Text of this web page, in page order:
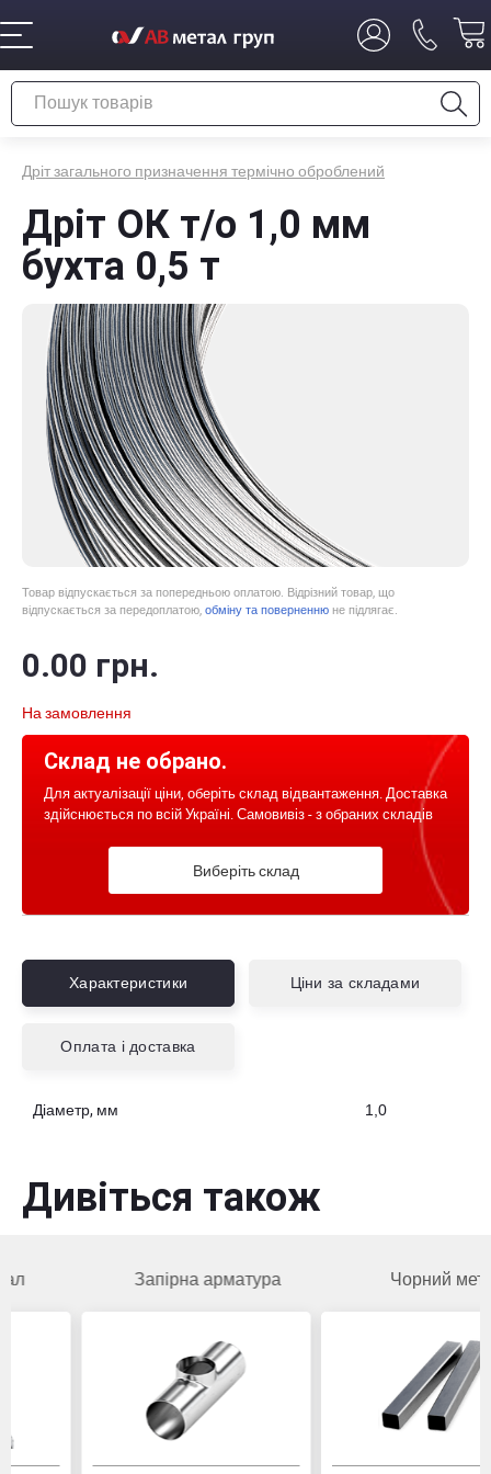
Дріт загального призначення термічно оброблений
Дріт ОК т/о 1,0 мм
бухта 0,5 т
Товар відпускається за попередньою оплатою. Відрізний товар, що
відпускається за передоплатою, обміну та поверненню не підлягає.
0.00 грн.
На замовлення
Склад не обрано.
Для актуалізації ціни, оберіть склад відвантаження. Доставка
здійснюється по всій Україні. Самовивіз - з обраних складів
Виберіть склад
Характеристики Ціни за складами
Оплата і доставка
Діаметр, мм 1,0
Дивіться також
Запірна арматура Чорний метал